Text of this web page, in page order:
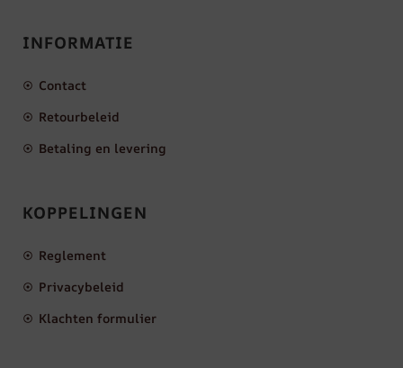
INFORMATIE
Contact
Retourbeleid
Betaling en levering
KOPPELINGEN
Reglement
Privacybeleid
Klachten formulier